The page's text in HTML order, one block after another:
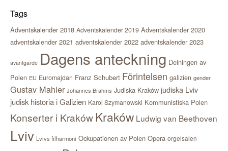
Tags
Adventskalender 2018 Adventskalender 2019 Adventskalender 2020
adventskalender 2021 adventskalender 2022 adventskalender 2023
avantgarde Dagens anteckning Delningen av
Polen EU Euromajdan Franz Schubert Förintelsen galizien gender
Gustav Mahler Johannes Brahms Judiska Kraków judiska Lviv
judisk historia i Galizien Karol Szymanowski Kommunistiska Polen
Konserter i KrakówKraków Ludwig van Beethoven
Lviv Lvivs filharmoni Ockupationen av Polen Opera orgelsalen